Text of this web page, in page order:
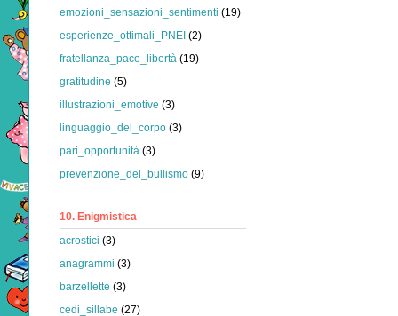
emozioni_sensazioni_sentimenti (19)
esperienze_ottimali_PNEI (2)
fratellanza_pace_libertà (19)
gratitudine (5)
illustrazioni_emotive (3)
linguaggio_del_corpo (3)
pari_opportunità (3)
prevenzione_del_bullismo (9)
10. Enigmistica
acrostici (3)
anagrammi (3)
barzellette (3)
cedi_sillabe (27)